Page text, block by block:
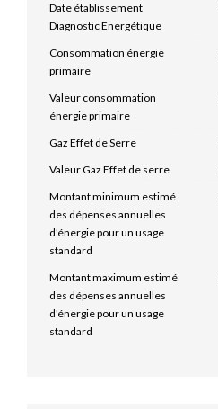
Date établissement
Diagnostic Energétique
Consommation énergie
primaire
Valeur consommation
énergie primaire
Gaz Effet de Serre
Valeur Gaz Effet de serre
Montant minimum estimé
des dépenses annuelles
d'énergie pour un usage
standard
Montant maximum estimé
des dépenses annuelles
d'énergie pour un usage
standard